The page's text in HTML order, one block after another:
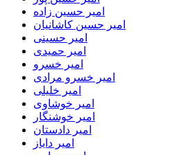
امیر حسین زاده
امیر حسین کاشانیان
امیر حسینی
امیر حمیدی
امیر خسرو
امیر خسرو مرادی
امیر خلیلی
امیر خوشاوی
امیر خوشنگار
امیر دادستان
امیر دایاز